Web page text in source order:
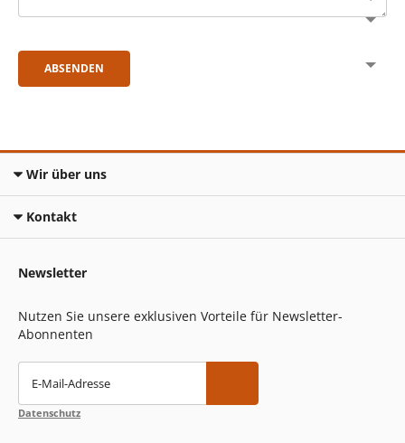
ABSENDEN
Wir über uns
Kontakt
Newsletter
Nutzen Sie unsere exklusiven Vorteile für Newsletter-
Abonnenten
E-Mail-Adresse
Datenschutz